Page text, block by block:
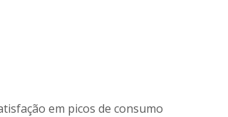
em picos de consumo